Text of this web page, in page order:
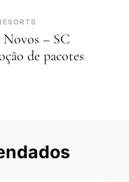
Novos – SC
de pacotes